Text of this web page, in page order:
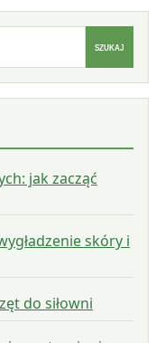
SZUKAJ
jak zacząć
skóry i
do siłowni